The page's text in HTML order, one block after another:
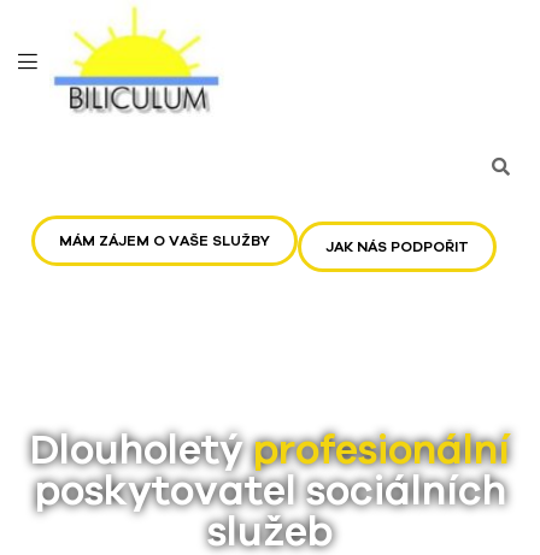
MÁM ZÁJEM O VAŠE SLUŽBY JAK NÁS PODPOŘIT
Dlouholetýprofesionální
poskytovatel sociálních
služeb